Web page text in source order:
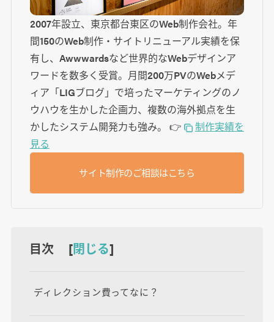
2007年設立、東京都台東区のWeb制作会社。年
間150のWeb制作・サイトリニューアル実績を保
有し、Awwwardsなど世界的なWebデザインア
ワードを数多く受賞。月間200万PVのWebメデ
ィア「LIGブログ」で培ったマーケティングのノ
ウハウを生かした企画力、複数の海外拠点を生
かしたシステム開発力も強み。
👉
制作実績を
見る
サイト制作のご相談はこちら
目次 [閉じる]
ディレクション費ってなに？